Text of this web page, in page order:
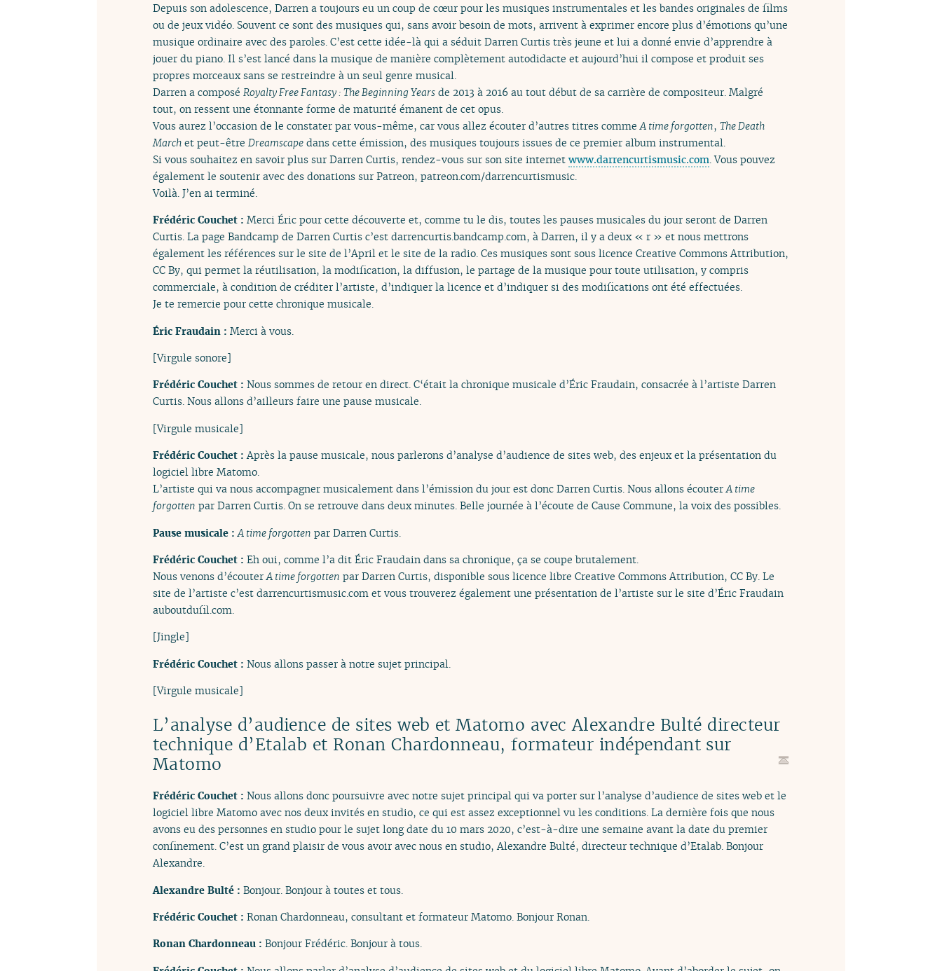
Depuis son adolescence, Darren a toujours eu un coup de cœur pour les musiques instrumentales et les bandes originales de films
ou de jeux vidéo. Souvent ce sont des musiques qui, sans avoir besoin de mots, arrivent à exprimer encore plus d’émotions qu’une
musique ordinaire avec des paroles. C’est cette idée-là qui a séduit Darren Curtis très jeune et lui a donné envie d’apprendre à
jouer du piano. Il s’est lancé dans la musique de manière complètement autodidacte et aujourd’hui il compose et produit ses
propres morceaux sans se restreindre à un seul genre musical.
Darren a composé Royalty Free Fantasy : The Beginning Years de 2013 à 2016 au tout début de sa carrière de compositeur. Malgré
tout, on ressent une étonnante forme de maturité émanent de cet opus.
Vous aurez l’occasion de le constater par vous-même, car vous allez écouter d’autres titres comme A time forgotten, The Death
March et peut-être Dreamscape dans cette émission, des musiques toujours issues de ce premier album instrumental.
Si vous souhaitez en savoir plus sur Darren Curtis, rendez-vous sur son site internetwww.darrencurtismusic.com . Vous pouvez
également le soutenir avec des donations sur Patreon, patreon.com/darrencurtismusic.
Voilà. J’en ai terminé.
Frédéric Couchet : Merci Éric pour cette découverte et, comme tu le dis, toutes les pauses musicales du jour seront de Darren
Curtis. La page Bandcamp de Darren Curtis c’est darrencurtis.bandcamp.com, à Darren, il y a deux « r » et nous mettrons
également les références sur le site de l’April et le site de la radio. Ces musiques sont sous licence Creative Commons Attribution,
CC By, qui permet la réutilisation, la modification, la diffusion, le partage de la musique pour toute utilisation, y compris
commerciale, à condition de créditer l’artiste, d’indiquer la licence et d’indiquer si des modifications ont été effectuées.
Je te remercie pour cette chronique musicale.
Éric Fraudain : Merci à vous.
[Virgule sonore]
Frédéric Couchet : Nous sommes de retour en direct. C‘était la chronique musicale d’Éric Fraudain, consacrée à l’artiste Darren
Curtis. Nous allons d’ailleurs faire une pause musicale.
[Virgule musicale]
Frédéric Couchet :Après la pause musicale, nous parlerons d’analyse d’audience de sites web, des enjeux et la présentation du
logiciel libre Matomo.
L’artiste qui va nous accompagner musicalement dans l’émission du jour est donc Darren Curtis. Nous allons écouterA time
forgotten par Darren Curtis. On se retrouve dans deux minutes. Belle journée à l’écoute de Cause Commune, la voix des possibles.
Pause musicale : A time forgotten par Darren Curtis.
Frédéric Couchet : Eh oui, comme l’a dit Éric Fraudain dans sa chronique, ça se coupe brutalement.
Nous venons d’écouterA time forgotten par Darren Curtis, disponible sous licence libre Creative Commons Attribution, CC By. Le
site de l’artiste c’est darrencurtismusic.com et vous trouverez également une présentation de l’artiste sur le site d’Éric Fraudain
auboutdufil.com.
[Jingle]
Frédéric Couchet : Nous allons passer à notre sujet principal.
[Virgule musicale]
L’analyse d’audience de sites web et Matomo avec Alexandre Bulté directeur
technique d’Etalab et Ronan Chardonneau, formateur indépendant sur
Matomo
Frédéric Couchet : Nous allons donc poursuivre avec notre sujet principal qui va porter sur l’analyse d’audience de sites web et le
logiciel libre Matomo avec nos deux invités en studio, ce qui est assez exceptionnel vu les conditions. La dernière fois que nous
avons eu des personnes en studio pour le sujet long date du 10 mars 2020, c’est-à-dire une semaine avant la date du premier
confinement. C’est un grand plaisir de vous avoir avec nous en studio, Alexandre Bulté, directeur technique d’Etalab. Bonjour
Alexandre.
Alexandre Bulté : Bonjour. Bonjour à toutes et tous.
Frédéric Couchet : Ronan Chardonneau, consultant et formateur Matomo. Bonjour Ronan.
Ronan Chardonneau : Bonjour Frédéric. Bonjour à tous.